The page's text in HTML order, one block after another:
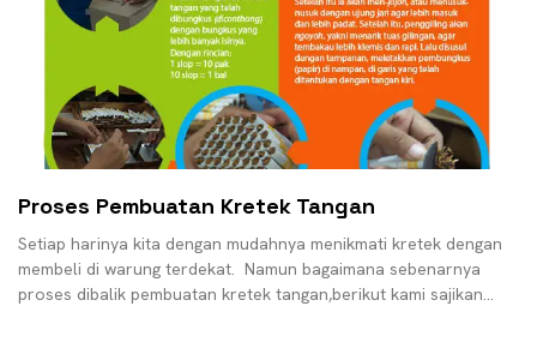
Proses Pembuatan Kretek Tangan
Setiap harinya kita dengan mudahnya menikmati kretek dengan
membeli di warung terdekat. Namun bagaimana sebenarnya
proses dibalik pembuatan kretek tangan,berikut kami sajikan